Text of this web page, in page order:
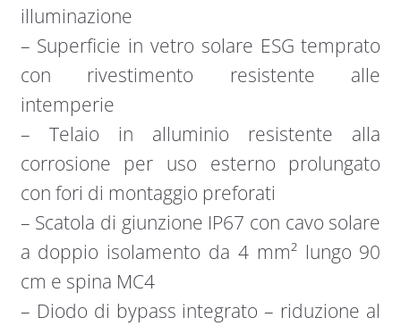
illuminazione
– Superficie in vetro solare ESG temprato
con rivestimento resistente alle
intemperie
– Telaio in alluminio resistente alla
corrosione per uso esterno prolungato
con fori di montaggio preforati
– Scatola di giunzione IP67 con cavo solare
a doppio isolamento da 4 mm² lungo 90
cm e spina MC4
– Diodo di bypass integrato – riduzione al